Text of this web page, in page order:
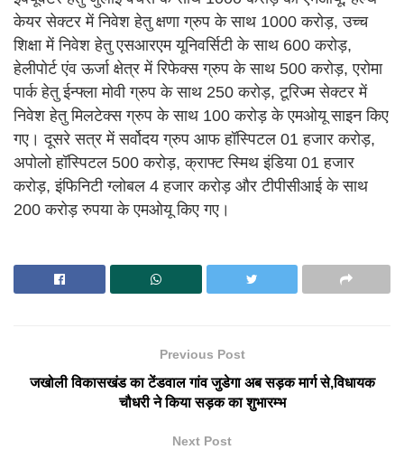
केयर सेक्टर में निवेश हेतु क्षणा ग्रुप के साथ 1000 करोड़, उच्च
शिक्षा में निवेश हेतु एसआरएम यूनिवर्सिटी के साथ 600 करोड़,
हेलीपोर्ट एंव ऊर्जा क्षेत्र में रिफेक्स ग्रुप के साथ 500 करोड़, एरोमा
पार्क हेतु ईन्फ्ला मोवी ग्रुप के साथ 250 करोड़, टूरिज्म सेक्टर में
निवेश हेतु मिलटेक्स ग्रुप के साथ 100 करोड़ के एमओयू साइन किए
गए। दूसरे सत्र में सर्वोदय ग्रुप आफ हॉस्पिटल 01 हजार करोड़,
अपोलो हॉस्पिटल 500 करोड़, क्राफ्ट स्मिथ इंडिया 01 हजार
करोड़, इंफिनिटी ग्लोबल 4 हजार करोड़ और टीपीसीआई के साथ
200 करोड़ रुपया के एमओयू किए गए।
Previous Post
जखोली विकासखंड का टेंडवाल गांव जुडेगा अब सड़क मार्ग से,विधायक
चौधरी ने किया सड़क का शुभारम्भ
Next Post